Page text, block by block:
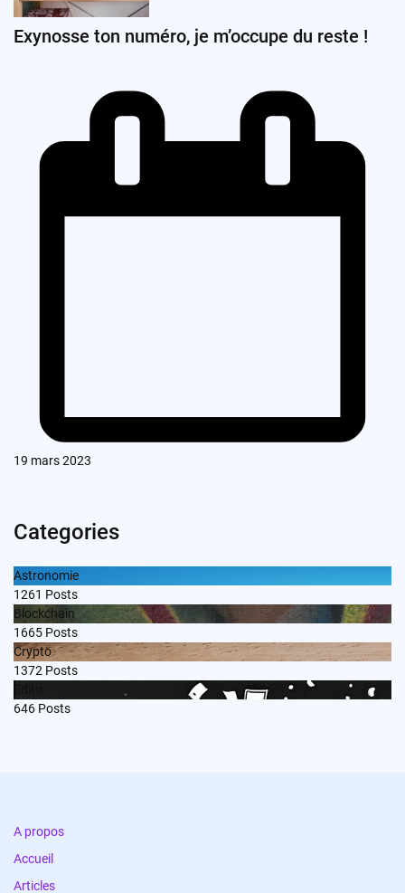
Exynosse ton numéro, je m’occupe du reste !
19 mars 2023
Categories
Astronomie
1261 Posts
Blockchain
1665 Posts
Crypto
1372 Posts
646 Posts
A propos
Accueil
Articles